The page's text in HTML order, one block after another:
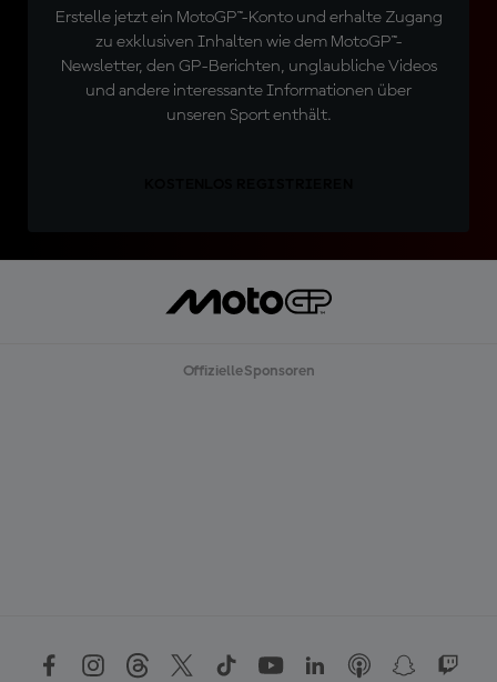
Erstelle jetzt ein MotoGP™-Konto und erhalte Zugang
zu exklusiven Inhalten wie dem MotoGP™-
Newsletter, den GP-Berichten, unglaubliche Videos
und andere interessante Informationen über
unseren Sport enthält.
Offizielle Sponsoren